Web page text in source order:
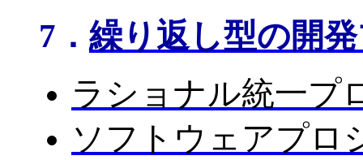
7． 繰り返し型の開
ラショナル統一プ
ソフトウェアプロ